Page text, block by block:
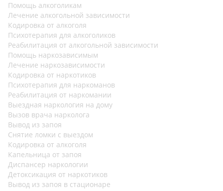
Помощь алкоголикам
Лечение алкогольной зависимости
Кодировка от алкоголя
Психотерапия для алкоголиков
Реабилитация от алкогольной зависимости
Помощь наркозависимым
Лечение наркозависимости
Кодировка от наркотиков
Психотерапия для наркоманов
Реабилитация от наркомании
Выездная наркология на дому
Вызов врача нарколога
Вывод из запоя
Снятие ломки с выездом
Кодировка от алкоголя
Капельница от запоя
Диспансер наркологии
Детоксикация от наркотиков
Вывод из запоя в стационаре